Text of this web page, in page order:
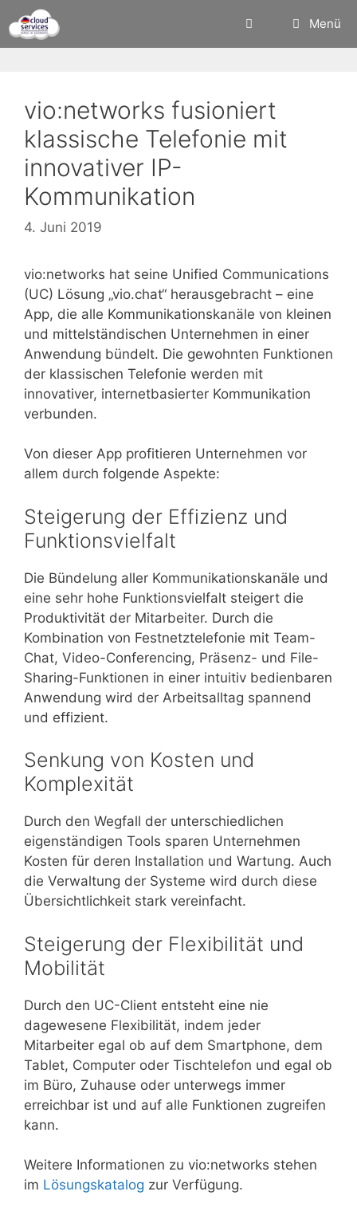
Inhalt
springen
Menü
vio:networks fusioniert
klassische Telefonie mit
innovativer IP-
Kommunikation
4. Juni 2019
vio:networks hat seine Unified Communications
(UC) Lösung „vio.chat“ herausgebracht – eine
App, die alle Kommunikationskanäle von kleinen
und mittelständischen Unternehmen in einer
Anwendung bündelt. Die gewohnten Funktionen
der klassischen Telefonie werden mit
innovativer, internetbasierter Kommunikation
verbunden.
Von dieser App profitieren Unternehmen vor
allem durch folgende Aspekte:
Steigerung der Effizienz und
Funktionsvielfalt
Die Bündelung aller Kommunikationskanäle und
eine sehr hohe Funktionsvielfalt steigert die
Produktivität der Mitarbeiter. Durch die
Kombination von Festnetztelefonie mit Team-
Chat, Video-Conferencing, Präsenz- und File-
Sharing-Funktionen in einer intuitiv bedienbaren
Anwendung wird der Arbeitsalltag spannend
und effizient.
Senkung von Kosten und
Komplexität
Durch den Wegfall der unterschiedlichen
eigenständigen Tools sparen Unternehmen
Kosten für deren Installation und Wartung. Auch
die Verwaltung der Systeme wird durch diese
Übersichtlichkeit stark vereinfacht.
Steigerung der Flexibilität und
Mobilität
Durch den UC-Client entsteht eine nie
dagewesene Flexibilität, indem jeder
Mitarbeiter egal ob auf dem Smartphone, dem
Tablet, Computer oder Tischtelefon und egal ob
im Büro, Zuhause oder unterwegs immer
erreichbar ist und auf alle Funktionen zugreifen
kann.
Weitere Informationen zu vio:networks stehen
im Lösungskatalog zur Verfügung.